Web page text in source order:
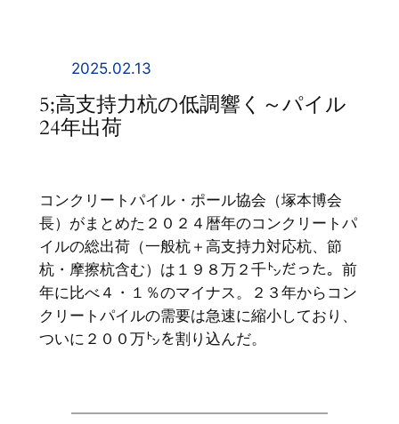
2025.02.13
5;高支持力杭の低調響く～パイル
24年出荷
コンクリートパイル・ポール協会（塚本博会
長）がまとめた２０２４暦年のコンクリートパ
イルの総出荷（一般杭＋高支持力対応杭、節
杭・摩擦杭含む）は１９８万２千㌧だった。前
年に比べ４・１％のマイナス。２３年からコン
クリートパイルの需要は急速に縮小しており、
ついに２００万㌧を割り込んだ。